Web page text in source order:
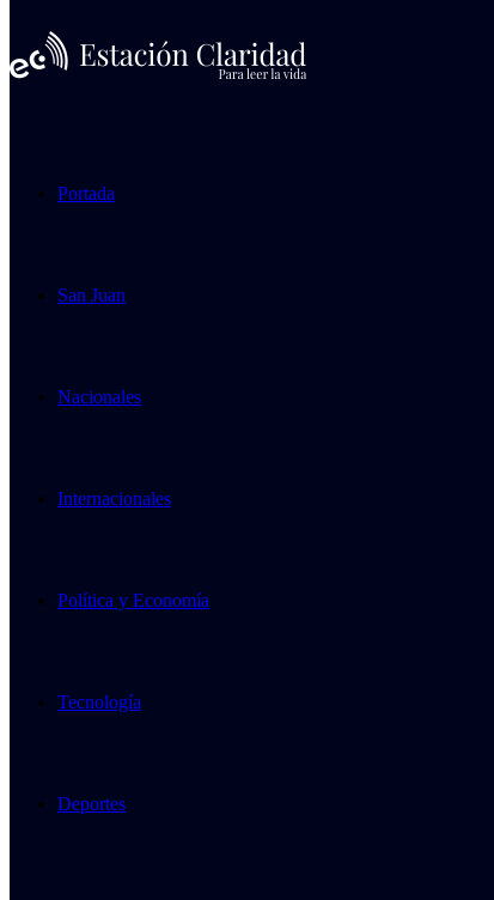
Portada
San Juan
Nacionales
Internacionales
Política y Economía
Tecnología
Deportes